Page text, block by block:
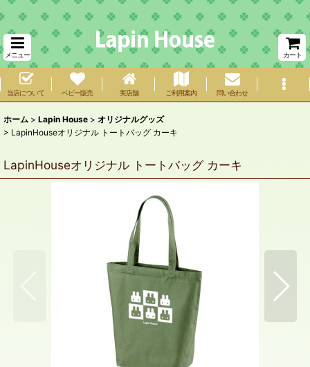
メニュー カート
当店について ベビー販売 実店舗 ご利用案内 問い合わせ
ホーム > Lapin House > オリジナルグッズ
> LapinHouseオリジナル トートバッグ カーキ
LapinHouseオリジナル トートバッグ カーキ